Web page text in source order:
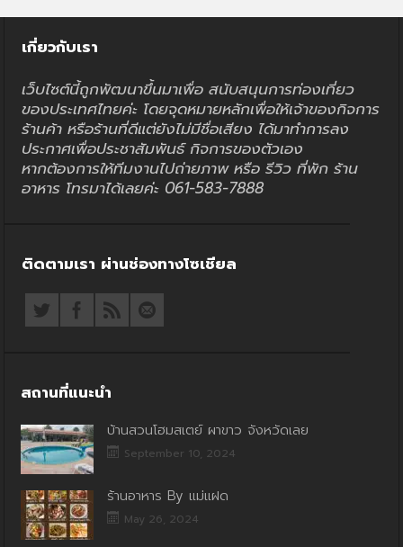
เกี่ยวกับเรา
เว็บไซต์นี้ถูกพัฒนาขึ้นมาเพื่อ สนับสนุนการท่องเที่ยว
ของประเทศไทยค่ะ โดยจุดหมายหลักเพื่อให้เจ้าของกิจการ
ร้านค้า หรือร้านที่ดีแต่ยังไม่มีชื่อเสียง ได้มาทำการลง
ประกาศเพื่อประชาสัมพันธ์ กิจการของตัวเอง
หากต้องการให้ทีมงานไปถ่ายภาพ หรือ รีวิว ที่พัก ร้าน
อาหาร โทรมาได้เลยค่ะ 061-583-7888
ติดตามเรา ผ่านช่องทางโซเชียล
สถานที่แนะนำ
บ้านสวนโฮมสเตย์ ผาขาว จังหวัดเลย
September 10, 2024
ร้านอาหาร By แม่แฝด
May 26, 2024